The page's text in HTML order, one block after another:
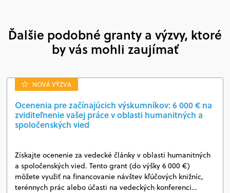
Ďalšie podobné granty a výzvy, ktoré
by vás mohli zaujímať
NOVÁ VÝZVA
Ocenenia pre začínajúcich výskumníkov: 6 000 € na
zviditeľnenie vašej práce v oblasti humanitných a
spoločenských vied
Získajte ocenenie za vedecké články v oblasti humanitných
a spoločenských vied. Tento grant (do výšky 6 000 €)
môžete využiť na financovanie návštev kľúčových knižníc,
terénnych prác alebo účasti na vedeckých konferenci…